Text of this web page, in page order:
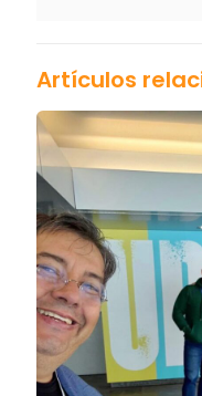
Artículos